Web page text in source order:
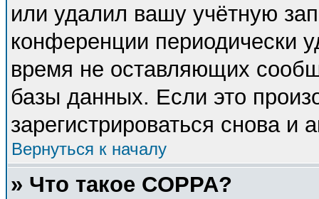
или удалил вашу учётную
конференции периодически
время не оставляющих
базы данных. Если это
зарегистрироваться снова и
Вернуться к началу
» Что такое COPPA?